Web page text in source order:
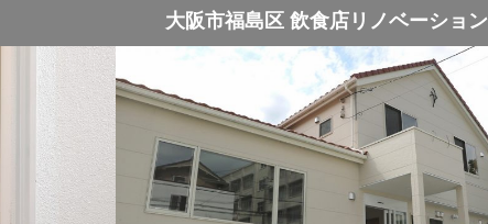
大阪市福島区 飲食店リノベーション